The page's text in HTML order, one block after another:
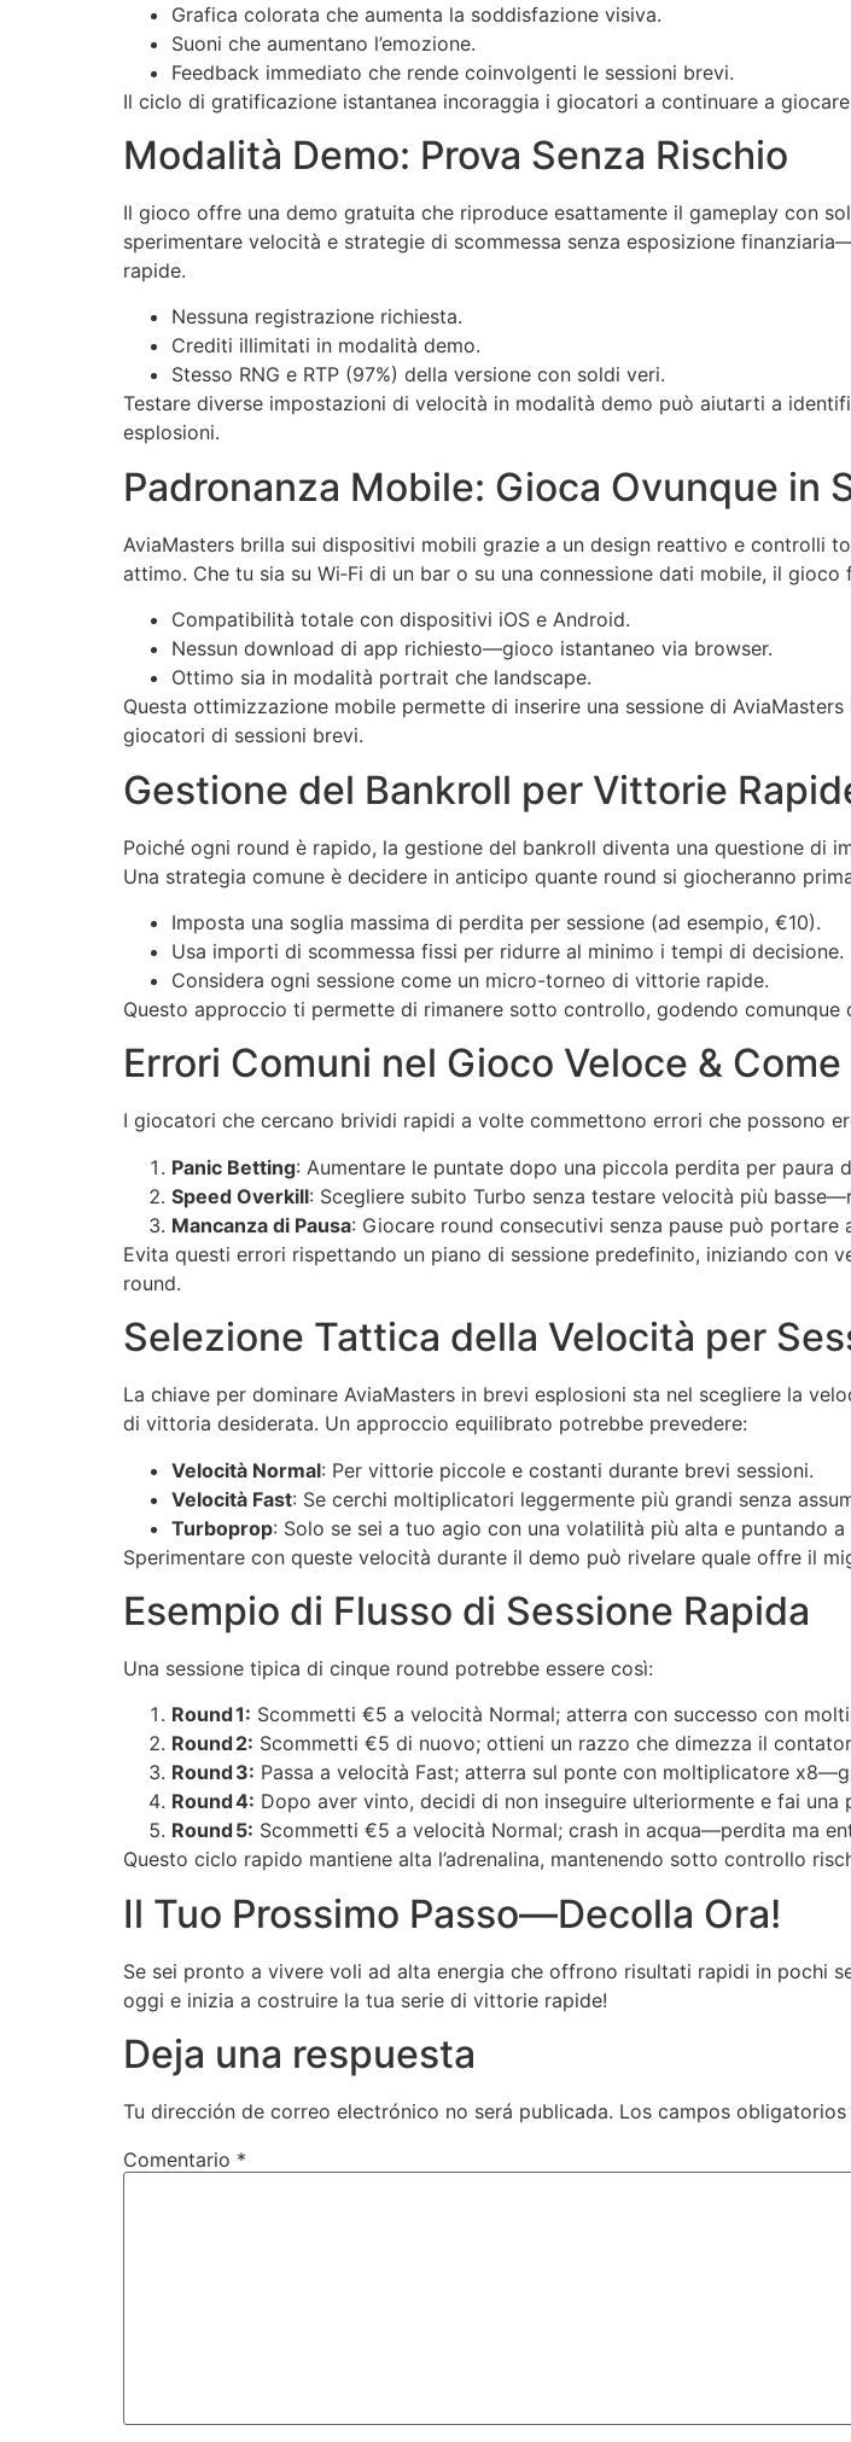
Grafica colorata che aumenta la soddisfazione visiva.
Suoni che aumentano l’emozione.
Feedback immediato che rende coinvolgenti le sessioni brevi.
Il ciclo di gratificazione istantanea incoraggia i giocatori a continuare a
Modalità Demo: Prova Senza Rischio
Il gioco offre una demo gratuita che riproduce esattamente il gameplay con
sperimentare velocità e strategie di scommessa senza esposizione
rapide.
Nessuna registrazione richiesta.
Crediti illimitati in modalità demo.
Stesso RNG e RTP (97%) della versione con soldi veri.
Testare diverse impostazioni di velocità in modalità demo può aiutarti a
esplosioni.
Padronanza Mobile: Gioca Ovunque in
AviaMasters brilla sui dispositivi mobili grazie a un design reattivo e controlli
attimo. Che tu sia su Wi‑Fi di un bar o su una connessione dati mobile, il
Compatibilità totale con dispositivi iOS e Android.
Nessun download di app richiesto—gioco istantaneo via browser.
Ottimo sia in modalità portrait che landscape.
Questa ottimizzazione mobile permette di inserire una sessione di
giocatori di sessioni brevi.
Gestione del Bankroll per Vittorie
Poiché ogni round è rapido, la gestione del bankroll diventa una questione di
Una strategia comune è decidere in anticipo quante round si giocheranno
Imposta una soglia massima di perdita per sessione (ad esempio, €10).
Usa importi di scommessa fissi per ridurre al minimo i tempi di decisione.
Considera ogni sessione come un micro-torneo di vittorie rapide.
Questo approccio ti permette di rimanere sotto controllo, godendo comunque
Errori Comuni nel Gioco Veloce &
I giocatori che cercano brividi rapidi a volte commettono errori che possono
Panic Betting: Aumentare le puntate dopo una piccola perdita per
Speed Overkill: Scegliere subito Turbo senza testare velocità più
Mancanza di Pausa: Giocare round consecutivi senza pause può
Evita questi errori rispettando un piano di sessione predefinito, iniziando con
round.
Selezione Tattica della Velocità per
La chiave per dominare AviaMasters in brevi esplosioni sta nel scegliere la
di vittoria desiderata. Un approccio equilibrato potrebbe prevedere:
Velocità Normal: Per vittorie piccole e costanti durante brevi sessioni.
Velocità Fast: Se cerchi moltiplicatori leggermente più grandi senza
Turboprop: Solo se sei a tuo agio con una volatilità più alta e puntando
Sperimentare con queste velocità durante il demo può rivelare quale offre il
Esempio di Flusso di Sessione Rapida
Una sessione tipica di cinque round potrebbe essere così:
Round 1: Scommetti €5 a velocità Normal; atterra con successo con
Round 2: Scommetti €5 di nuovo; ottieni un razzo che dimezza il
Round 3: Passa a velocità Fast; atterra sul ponte con moltiplicatore
Round 4: Dopo aver vinto, decidi di non inseguire ulteriormente e fai una
Round 5: Scommetti €5 a velocità Normal; crash in acqua—perdita ma
Questo ciclo rapido mantiene alta l’adrenalina, mantenendo sotto controllo
Il Tuo Prossimo Passo—Decolla Ora!
Se sei pronto a vivere voli ad alta energia che offrono risultati rapidi in pochi
oggi e inizia a costruire la tua serie di vittorie rapide!
Deja una respuesta
Tu dirección de correo electrónico no será publicada. Los campos
Comentario *